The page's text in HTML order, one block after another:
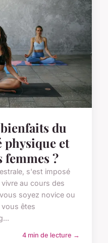
du
physique et
femmes ?
s'est imposé
au cours des
soyez novice ou
êtes
4 min de lecture →